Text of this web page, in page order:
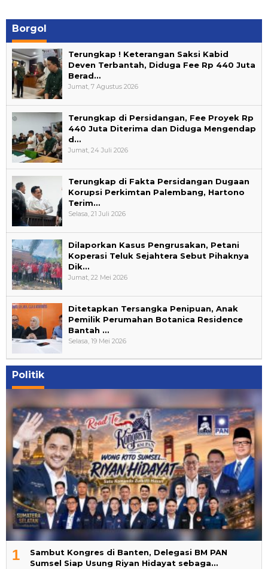
Borgol
Terungkap ! Keterangan Saksi Kabid
Deven Terbantah, Diduga Fee Rp 440 Juta
Berad…
Jumat, 7 Agustus 2026
Terungkap di Persidangan, Fee Proyek Rp
440 Juta Diterima dan Diduga Mengendap
d…
Jumat, 24 Juli 2026
Terungkap di Fakta Persidangan Dugaan
Korupsi Perkimtan Palembang, Hartono
Terim…
Selasa, 21 Juli 2026
Dilaporkan Kasus Pengrusakan, Petani
Koperasi Teluk Sejahtera Sebut Pihaknya
Dik…
Jumat, 22 Mei 2026
Ditetapkan Tersangka Penipuan, Anak
Pemilik Perumahan Botanica Residence
Bantah …
Selasa, 19 Mei 2026
Politik
1
Sambut Kongres di Banten, Delegasi BM PAN
Sumsel Siap Usung Riyan Hidayat sebaga…